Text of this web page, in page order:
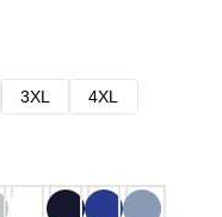
3XL
4XL